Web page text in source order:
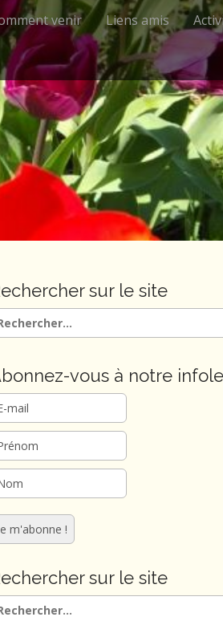
venir Liens amis
sur le site
:
vous à notre
sur le site
: